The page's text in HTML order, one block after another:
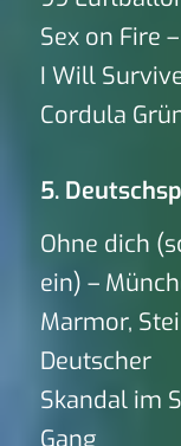
Sex on Fire
I Will
Cordula
5.
Ohne dich
ein) –
Marmor,
Deutscher
Skandal im